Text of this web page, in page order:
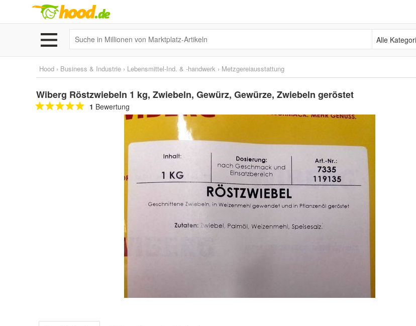
Alle Kategorien
Hood › Business & Industrie › Lebensmittel-Ind. & -handwerk › Metzgereiausstattung
Wiberg Röstzwiebeln 1 kg, Zwiebeln, Gewürz, Gewürze, Zwiebeln geröstet
1 Bewertung